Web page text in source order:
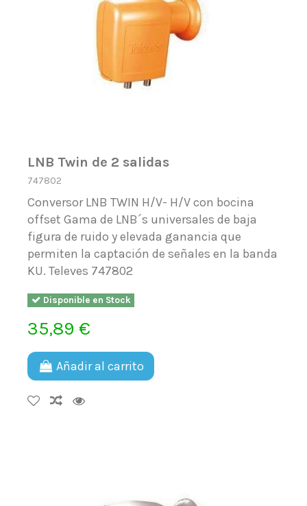
LNB Twin de 2 salidas
747802
Conversor LNB TWIN H/V- H/V con bocina
offset Gama de LNB´s universales de baja
figura de ruido y elevada ganancia que
permiten la captación de señales en la banda
KU. Televes 747802
Disponible en Stock
35,89 €
Añadir al carrito